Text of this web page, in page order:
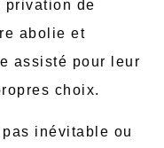
privation de
abolie et
assisté pour leur
choix.
pas inévitable ou